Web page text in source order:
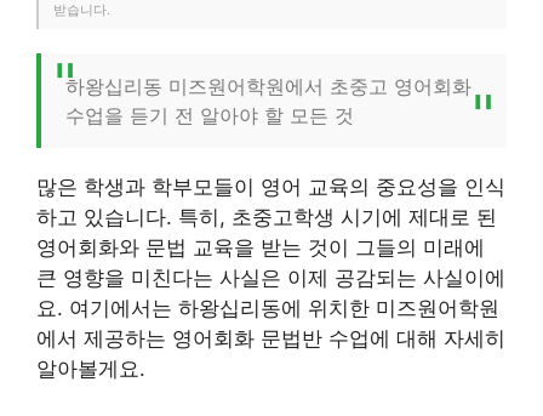
받습니다.
하왕십리동 미즈원어학원에서 초중고 영어회화
수업을 듣기 전 알아야 할 모든 것
많은 학생과 학부모들이 영어 교육의 중요성을 인식
하고 있습니다. 특히, 초중고학생 시기에 제대로 된
영어회화와 문법 교육을 받는 것이 그들의 미래에
큰 영향을 미친다는 사실은 이제 공감되는 사실이에
요. 여기에서는 하왕십리동에 위치한 미즈원어학원
에서 제공하는 영어회화 문법반 수업에 대해 자세히
알아볼게요.